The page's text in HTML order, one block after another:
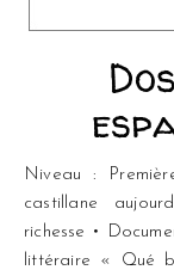
Niveau : Première/Terminale • Problématique: La langue
castillane
richesse •
littéraire « Qué